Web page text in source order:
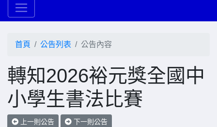
首頁 公告列表 公告內容
轉知2026裕元獎全國中
小學生書法比賽
上一則公告 下一則公告